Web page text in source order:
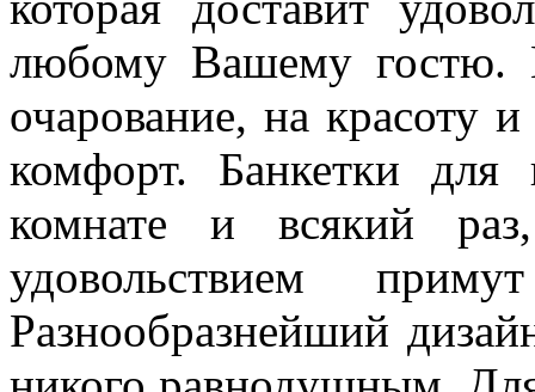
любому Вашему гостю.
очарование, на красоту
комфорт. Банкетки
комнате и всякий
удовольствием
Разнообразнейший